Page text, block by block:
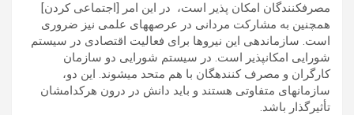
مصرف­کنندگان امکان پذیر است، در این امر [اجتماعی کردن]
همچنین به مشارکت مردانی در عرصه­های علمی نیز ضروری
است. سازماندهی این نیروها برای فعالیت اقتصادی در سیستم
شورایی امکان­پذیر است. در سیستم شورایی دو سازمان
کارگران و مصرف کننده­گان با هم متحد می­شوند. این دو،
سازمان­های متفاوتی هستند و باید دانش در درون هرکدامشان
تأثیرگذار باشد.